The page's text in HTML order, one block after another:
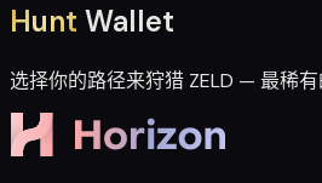
Hunt Wallet
选择你的路径来狩猎 ZELD — 最稀有